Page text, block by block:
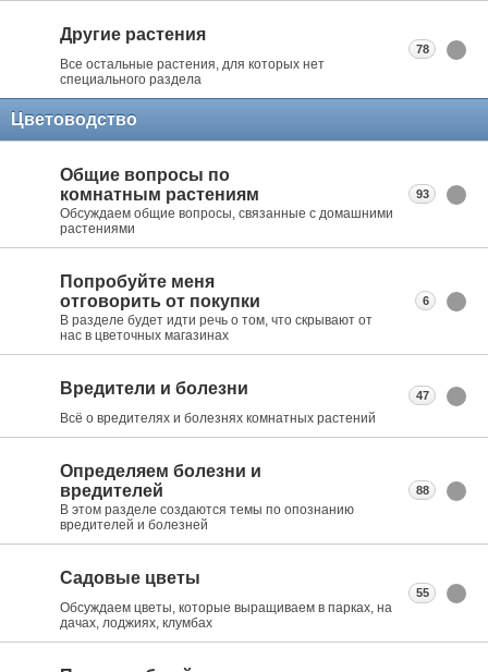
Другие растения
Все остальные растения, для которых нет
специального раздела
78
Цветоводство
Общие вопросы по
комнатным растениям
Обсуждаем общие вопросы, связанные с домашними
растениями
93
Попробуйте меня
отговорить от покупки
В разделе будет идти речь о том, что скрывают от
нас в цветочных магазинах
6
Вредители и болезни
Всё о вредителях и болезнях комнатных растений
47
Определяем болезни и
вредителей
В этом разделе создаются темы по опознанию
вредителей и болезней
88
Садовые цветы
Обсуждаем цветы, которые выращиваем в парках, на
дачах, лоджиях, клумбах
55